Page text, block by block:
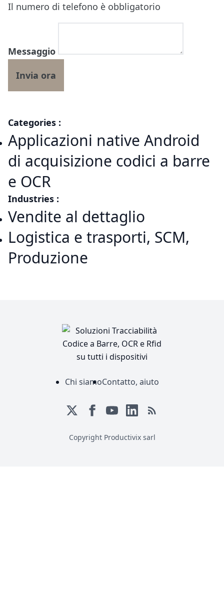
Il numero di telefono è obbligatorio
Messaggio
Categories :
Applicazioni native Android
di acquisizione codici a barre
e OCR
Industries :
Vendite al dettaglio
Logistica e trasporti, SCM,
Produzione
Chi siamoContatto, aiuto
Copyright Productivix sarl